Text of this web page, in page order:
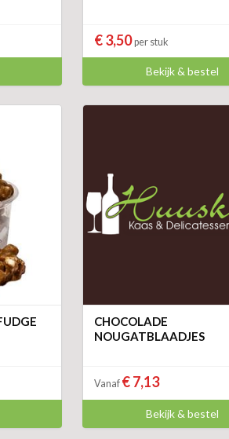
€ 3,50per stuk
Bekijk & bestel
CHOCOLADE
NOUGATBLAADJES
Vanaf € 7,13
Bekijk & bestel